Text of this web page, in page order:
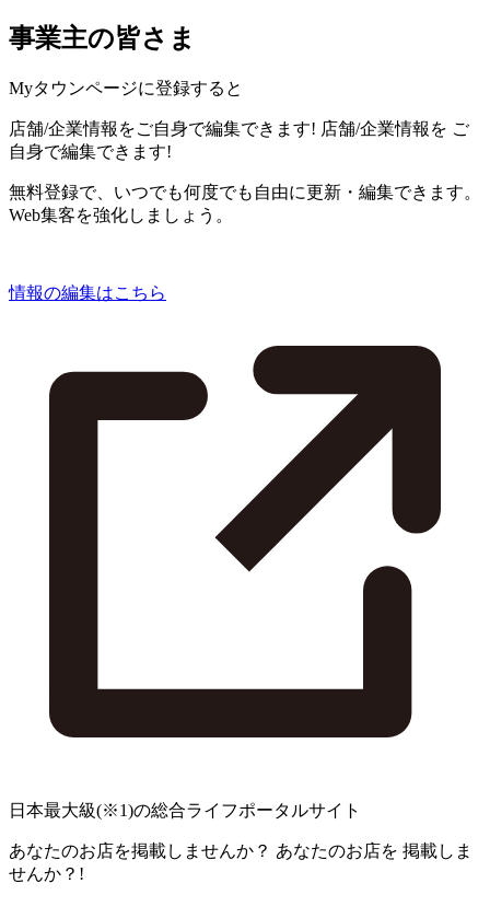
事業主の皆さま
Myタウンページに登録すると
店舗/企業情報をご自身で編集できます! 店舗/企業情報を ご
自身で編集できます!
無料登録で、いつでも何度でも自由に更新・編集できます。
Web集客を強化しましょう。
情報の編集はこちら
日本最大級(※1)の総合ライフポータルサイト
あなたのお店を掲載しませんか？ あなたのお店を 掲載しま
せんか？!